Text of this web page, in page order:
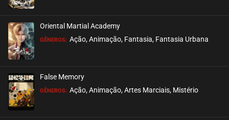
EPISÓDIO 10
novembro 11, 2020
EPISÓDIO 09
novembro 11, 2020
Oriental Martial Academy
GÊNEROS: Ação, Animação, Fantasia, Fantasia Urbana
False Memory
GÊNEROS: Ação, Animação, Artes Marciais, Mistério